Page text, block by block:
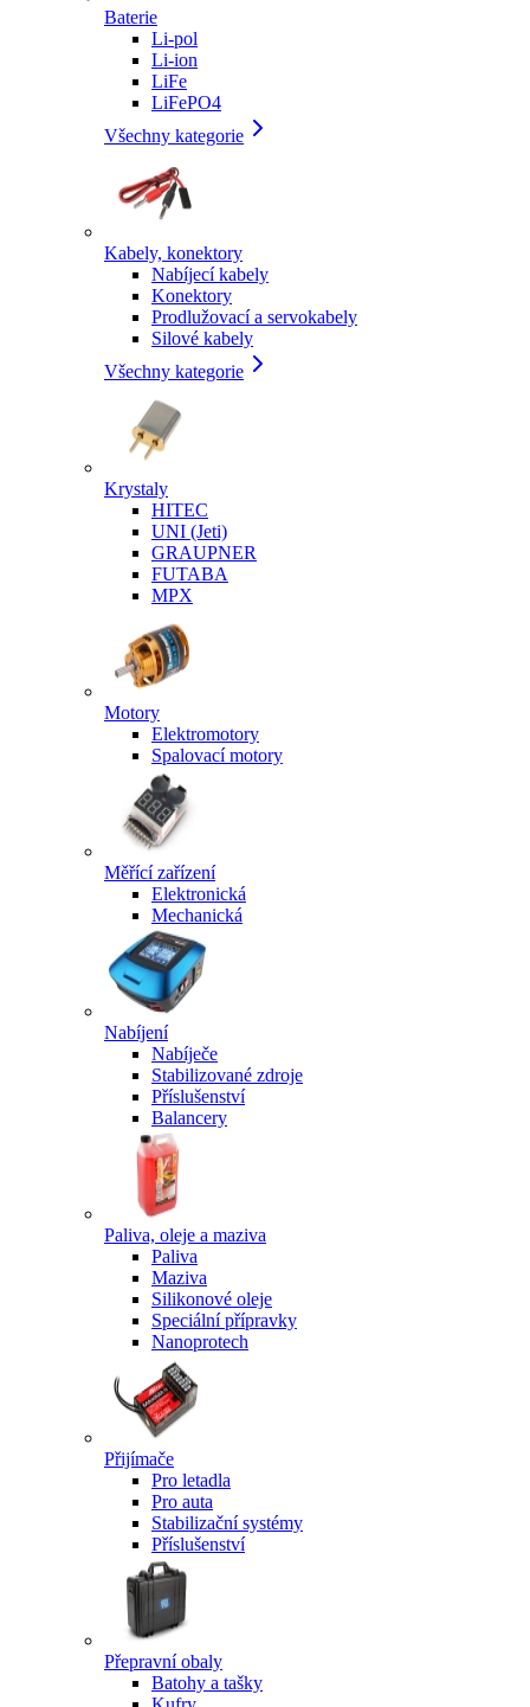
Baterie
Li-pol
Li-ion
LiFe
LiFePO4
Všechny kategorie
Kabely, konektory
Nabíjecí kabely
Konektory
Prodlužovací a servokabely
Silové kabely
Všechny kategorie
Krystaly
HITEC
UNI (Jeti)
GRAUPNER
FUTABA
MPX
Motory
Elektromotory
Spalovací motory
Měřící zařízení
Elektronická
Mechanická
Nabíjení
Nabíječe
Stabilizované zdroje
Příslušenství
Balancery
Paliva, oleje a maziva
Paliva
Maziva
Silikonové oleje
Speciální přípravky
Nanoprotech
Přijímače
Pro letadla
Pro auta
Stabilizační systémy
Příslušenství
Přepravní obaly
Batohy a tašky